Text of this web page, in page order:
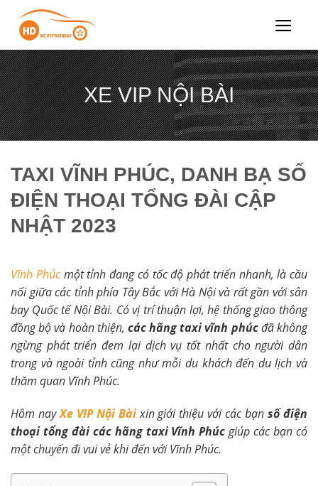
Chuyển
đến
dung
XE VIP NỘI BÀI
TAXI VĨNH PHÚC, DANH BẠ SỐ
ĐIỆN THOẠI TỔNG ĐÀI CẬP
NHẬT 2023
Vĩnh Phúcmột tỉnh đang có tốc độ phát triển nhanh, là cầu
nối giữa các tỉnh phía Tây Bắc với Hà Nội và rất gần với sân
bay Quốc tế Nội Bài. Có vị trí thuận lợi, hệ thống giao thông
đồng bộ và hoàn thiện, các hãng taxi vĩnh phúcđã không
ngừng phát triển đem lại dịch vụ tốt nhất cho người dân
trong và ngoài tỉnh cũng như mỗi du khách đến du lịch và
thăm quan Vĩnh Phúc.
Hôm nayXe VIP Nội Bàixin giới thiệu với các bạnsố điện
thoại tổng đài các hãng taxi Vĩnh Phúc giúp các bạn có
một chuyến đi vui vẻ khi đến với Vĩnh Phúc.